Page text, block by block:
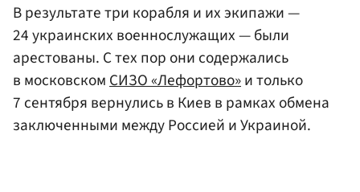
В результате три корабля и их экипажи —
24 украинских военнослужащих — были
арестованы. С тех пор они содержались
в московском СИЗО «Лефортово»и только
7 сентября вернулись в Киев в рамках обмена
заключенными между Россией и Украиной.